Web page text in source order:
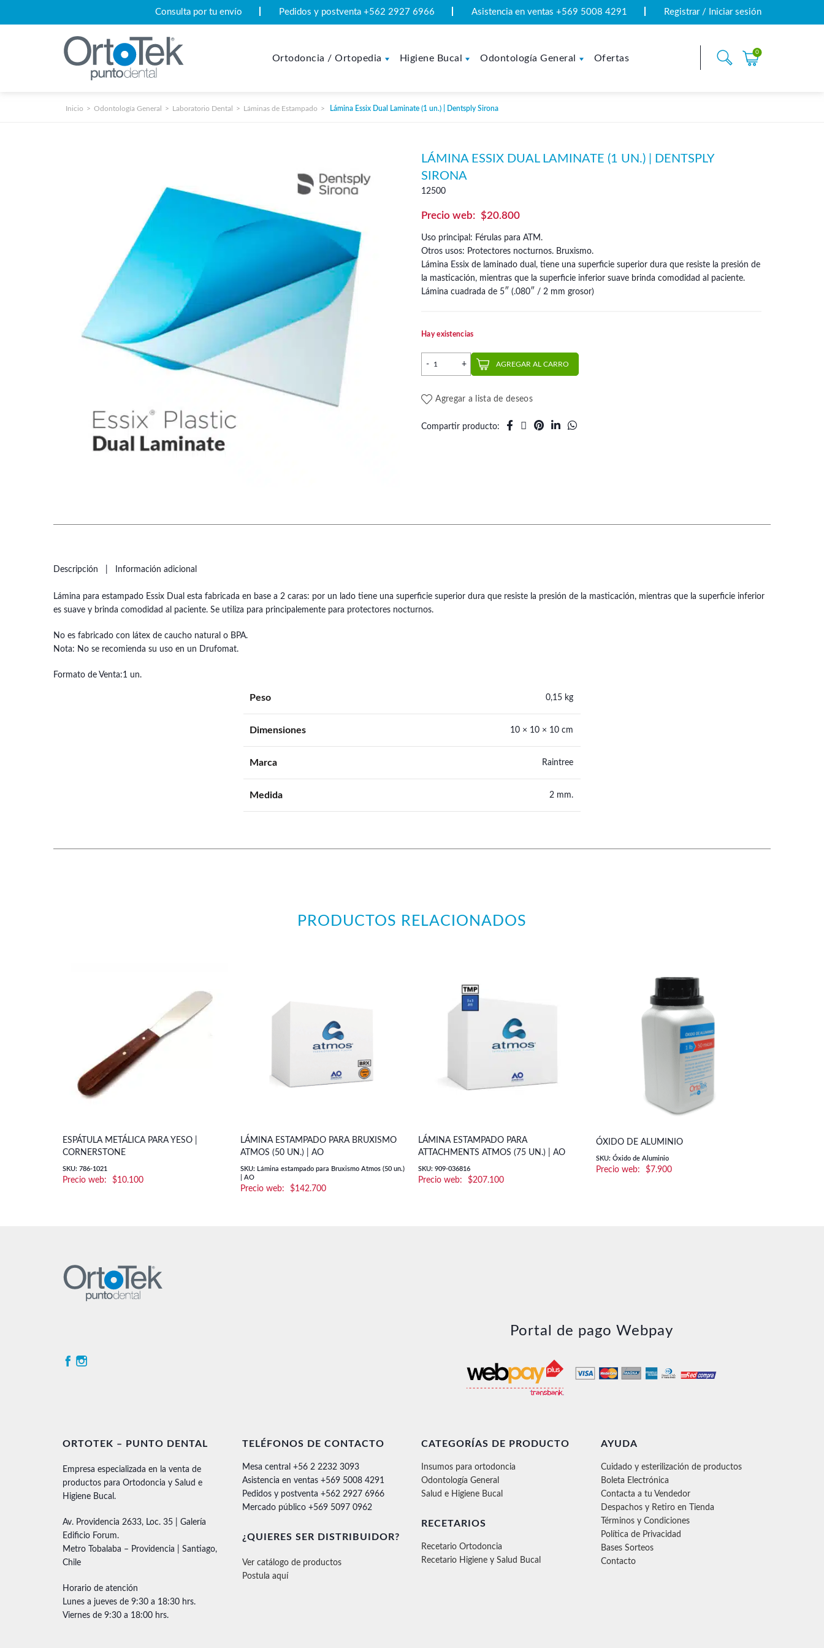
Consulta por tu envío Pedidos y postventa +562 2927 6966 Asistencia en ventas +569 5008 4291 Registrar / Iniciar sesión
Ortodoncia / Ortopedia Higiene Bucal Odontología General Ofertas
0
Inicio Odontología General Laboratorio Dental Láminas de Estampado Lámina Essix Dual Laminate (1 un.) | Dentsply Sirona
LÁMINA ESSIX DUAL LAMINATE (1 UN.) | DENTSPLY
SIRONA
12500
$20.800
Uso principal: Férulas para ATM.
Otros usos: Protectores nocturnos. Bruxismo.
Lámina Essix de laminado dual, tiene una superficie superior dura que resiste la presión de
la masticación, mientras que la superficie inferior suave brinda comodidad al paciente.
Lámina cuadrada de 5″ (.080″ / 2 mm grosor)
Hay existencias
Lámina Essix Dual Laminate (1 un.) | Dentsply Sirona cantidad
AGREGAR AL CARRO
Agregar a lista de deseos
Compartir producto
Descripción Información adicional
Lámina para estampado Essix Dual esta fabricada en base a 2 caras: por un lado tiene una superficie superior dura que resiste la presión de la masticación, mientras que la superficie inferior
es suave y brinda comodidad al paciente. Se utiliza para principalemente para protectores nocturnos.
No es fabricado con látex de caucho natural o BPA.
Nota: No se recomienda su uso en un Drufomat.
Formato de Venta:1 un.
Peso 0,15 kg
Dimensiones 10 × 10 × 10 cm
Marca Raintree
Medida 2 mm.
PRODUCTOS RELACIONADOS
ESPÁTULA METÁLICA PARA YESO |
CORNERSTONE
SKU: 786-1021
$10.100
LÁMINA ESTAMPADO PARA BRUXISMO
ATMOS (50 UN.) | AO
SKU: Lámina estampado para Bruxismo Atmos (50 un.)
| AO
$142.700
LÁMINA ESTAMPADO PARA
ATTACHMENTS ATMOS (75 UN.) | AO
SKU: 909-036816
$207.100
ÓXIDO DE ALUMINIO
SKU: Óxido de Aluminio
$7.900
Portal de pago Webpay
ORTOTEK – PUNTO DENTAL
Empresa especializada en la venta de
productos para Ortodoncia y Salud e
Higiene Bucal.
Av. Providencia 2633, Loc. 35 | Galería
Edificio Forum.
Metro Tobalaba – Providencia | Santiago,
Chile
Horario de atención
Lunes a jueves de 9:30 a 18:30 hrs.
Viernes de 9:30 a 18:00 hrs.
TELÉFONOS DE CONTACTO
Mesa central +56 2 2232 3093
Asistencia en ventas +569 5008 4291
Pedidos y postventa +562 2927 6966
Mercado público +569 5097 0962
¿QUIERES SER DISTRIBUIDOR?
Ver catálogo de productos
Postula aquí
CATEGORÍAS DE PRODUCTO
Insumos para ortodoncia
Odontología General
Salud e Higiene Bucal
RECETARIOS
Recetario Ortodoncia
Recetario Higiene y Salud Bucal
AYUDA
Cuidado y esterilización de productos
Boleta Electrónica
Contacta a tu Vendedor
Despachos y Retiro en Tienda
Términos y Condiciones
Política de Privacidad
Bases Sorteos
Contacto